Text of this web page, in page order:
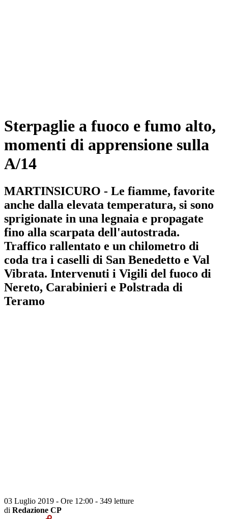
Sterpaglie a fuoco e fumo alto,
momenti di apprensione sulla
A/14
MARTINSICURO - Le fiamme, favorite
anche dalla elevata temperatura, si sono
sprigionate in una legnaia e propagate
fino alla scarpata dell'autostrada.
Traffico rallentato e un chilometro di
coda tra i caselli di San Benedetto e Val
Vibrata. Intervenuti i Vigili del fuoco di
Nereto, Carabinieri e Polstrada di
Teramo
03 Luglio 2019 - Ore 12:00 - 349 letture
di Redazione CP